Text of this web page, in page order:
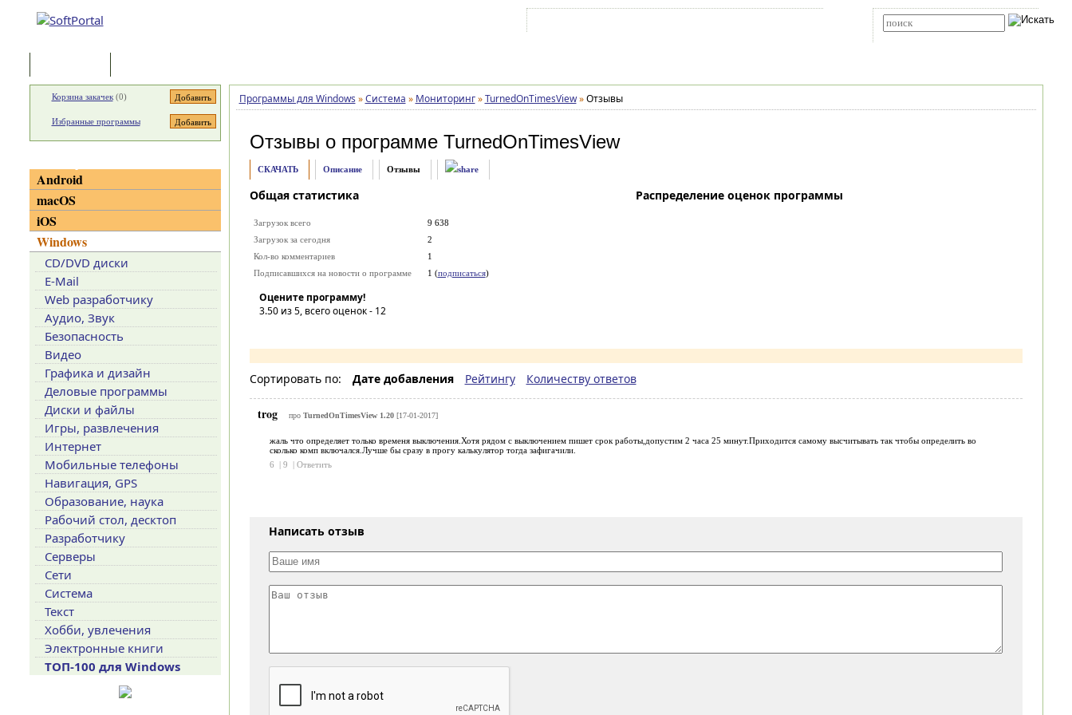
Программы для Windows » Система » Мониторинг » TurnedOnTimesView » Отзывы
Отзывы о программе TurnedOnTimesView
СКАЧАТЬ Описание Отзывы
Общая статистика
Загрузок всего
9 638
Загрузок за сегодня
2
Кол-во комментариев
1
Подписавшихся на новости о программе
1 (подписаться)
Оцените программу!
3.50из 5, всего оценок - 12
Распределение оценок программы
Сортировать по: Дате добавления Рейтингу Количеству ответов
trog про TurnedOnTimesView 1.20[17-01-2017]
жаль что определяет только временя выключения.Хотя рядом с выключением пишет срок работы,допустим 2 часа 25 минут.Приходится самому высчитывать так чтобы определить во
сколько комп включался.Лучше бы сразу в прогу калькулятор тогда зафигачили.
6
| 9 | Ответить
Написать отзыв
Корзина закачек(0)
Избранные программы
Android
macOS
iOS
Windows
CD/DVD диски
E-Mail
Web разработчику
Аудио, Звук
Безопасность
Видео
Графика и дизайн
Деловые программы
Диски и файлы
Игры, развлечения
Интернет
Мобильные телефоны
Навигация, GPS
Образование, наука
Рабочий стол, десктоп
Разработчику
Серверы
Сети
Система
Текст
Хобби, увлечения
Электронные книги
ТОП-100 для Windows